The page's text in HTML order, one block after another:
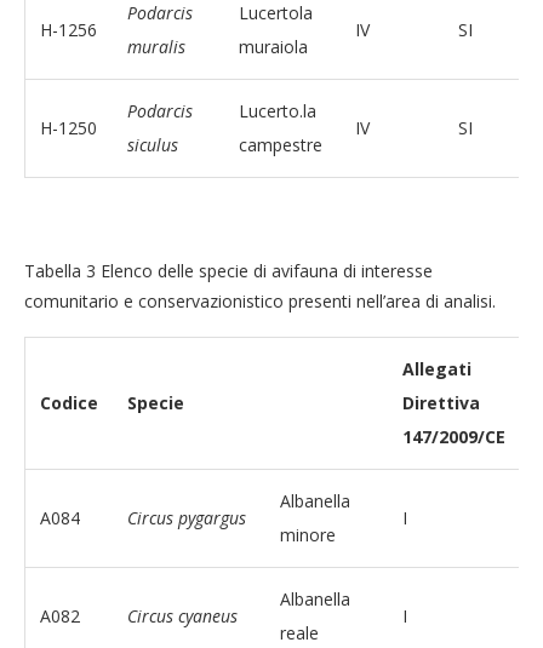
H-1256
Podarcis
muralis
Lucertola
muraiola
IV SI
H-1250
Podarcis
siculus
Lucerto.la
campestre
IV SI
Tabella 3 Elenco delle specie di avifauna di interesse
comunitario e conservazionistico presenti nell’area di analisi.
Codice Specie
Allegati
Direttiva
147/2009/CE
A084 Circus pygargus
Albanella
minore
I
A082 Circus cyaneus
Albanella
reale
I